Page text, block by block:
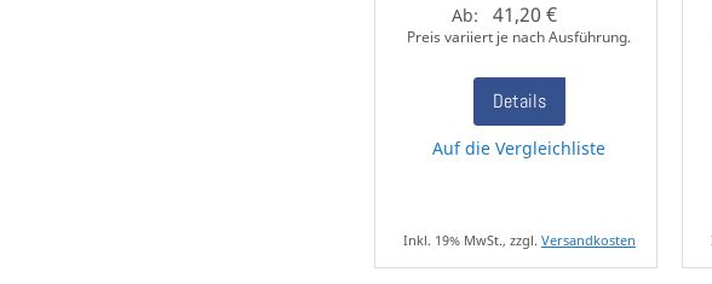
Ab: 41,20 €
Preis variiert je nach Ausführung.
Details
Auf die Vergleichliste
Inkl. 19% MwSt., zzgl. Versandkosten